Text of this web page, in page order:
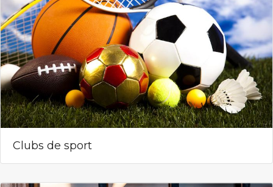
Clubs de sport